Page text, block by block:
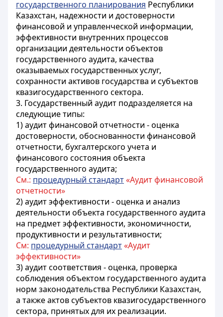
государственного планирования Республики
Казахстан, надежности и достоверности
финансовой и управленческой информации,
эффективности внутренних процессов
организации деятельности объектов
государственного аудита, качества
оказываемых государственных услуг,
сохранности активов государства и субъектов
квазигосударственного сектора.
3. Государственный аудит подразделяется на
следующие типы:
1) аудит финансовой отчетности - оценка
достоверности, обоснованности финансовой
отчетности, бухгалтерского учета и
финансового состояния объекта
государственного аудита;
См.: процедурный стандарт«Аудит финансовой
отчетности»
2) аудит эффективности - оценка и анализ
деятельности объекта государственного аудита
на предмет эффективности, экономичности,
продуктивности и результативности;
См: процедурный стандарт«Аудит
эффективности»
3) аудит соответствия - оценка, проверка
соблюдения объектом государственного аудита
норм законодательства Республики Казахстан,
а также актов субъектов квазигосударственного
сектора, принятых для их реализации.